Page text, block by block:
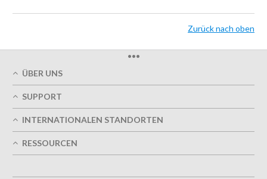
Zurück nach oben
•••
ÜBER UNS
Termingerechte Lieferung
Grün
Impressum
Nutzungsbedingungen
SUPPORT
FAQs
Kontaktieren Sie uns
INTERNATIONALEN STANDORTEN
Großbritannien
RESSOURCEN